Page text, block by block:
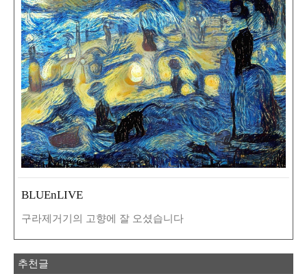
BLUEnLIVE
구라제거기의 고향에 잘 오셨습니다
추천글